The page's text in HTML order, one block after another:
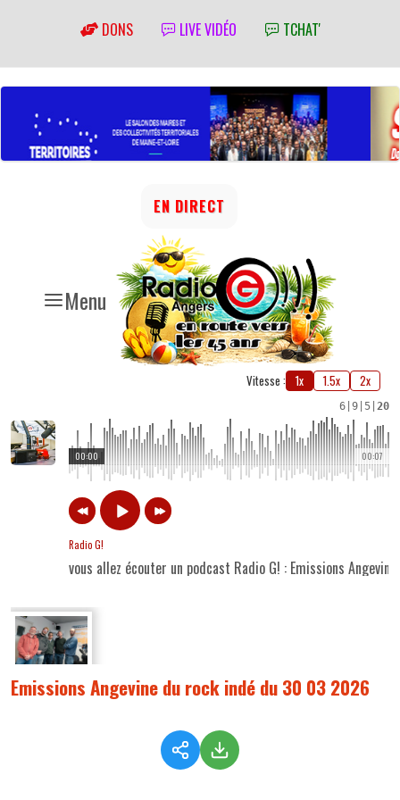
DONS LIVE VIDÉO TCHAT'
Menu
EN DIRECT
Vitesse : 1x 1.5x 2x
6 9 5 20
00:07
00:00
Radio G!
vous allez écouter un podcast Radio G! : Emissions
Emissions Angevine du rock indé du 30 03 2026